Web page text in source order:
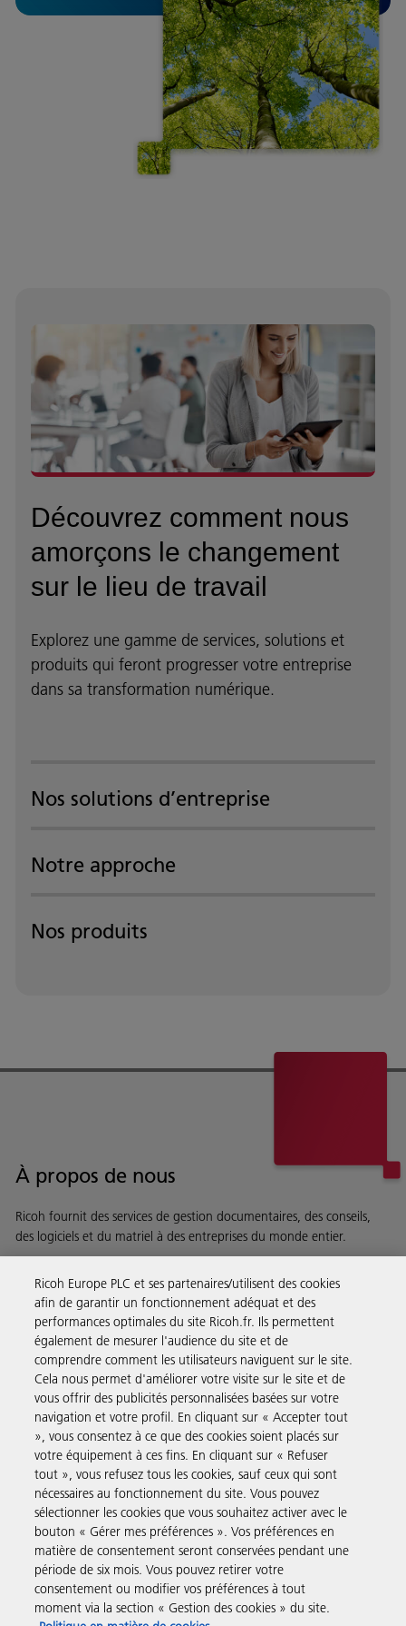
Découvrez comment nous
amorçons le changement
sur le lieu de travail
Explorez une gamme de services, solutions et
produits qui feront progresser votre entreprise
dans sa transformation numérique.
Nos solutions d’entreprise
Notre approche
Nos produits
À propos de nous
Ricoh fournit des services de gestion documentaires, des conseils,
des logiciels et du matriel à des entreprises du monde entier.
Solutions pour les entreprises
Produits et Services
Assistance & Contact
Ressources
Suivez-nous
Ricoh Europe PLC et ses partenaires/utilisent des cookies
afin de garantir un fonctionnement adéquat et des
performances optimales du site Ricoh.fr. Ils permettent
également de mesurer l'audience du site et de
comprendre comment les utilisateurs naviguent sur le site.
Cela nous permet d'améliorer votre visite sur le site et de
vous offrir des publicités personnalisées basées sur votre
navigation et votre profil. En cliquant sur « Accepter tout
», vous consentez à ce que des cookies soient placés sur
votre équipement à ces fins. En cliquant sur « Refuser
tout », vous refusez tous les cookies, sauf ceux qui sont
nécessaires au fonctionnement du site. Vous pouvez
sélectionner les cookies que vous souhaitez activer avec le
bouton « Gérer mes préférences ». Vos préférences en
matière de consentement seront conservées pendant une
période de six mois. Vous pouvez retirer votre
consentement ou modifier vos préférences à tout
moment via la section « Gestion des cookies » du site.